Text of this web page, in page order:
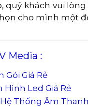
quý khách vui
cho mình một
Media :
Gói Giá Rẻ
Hình Led Giá Rẻ
Thống Âm